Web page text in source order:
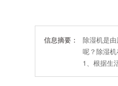
信息摘要：
除湿机是
呢？除湿
1、根据生